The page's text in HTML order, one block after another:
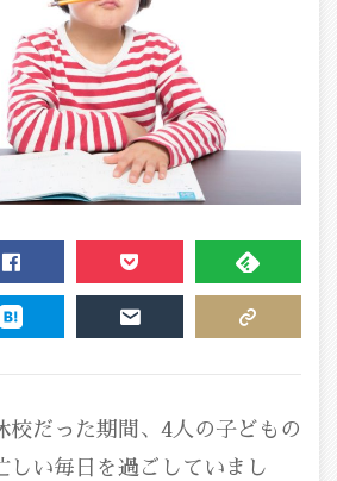
POCKET FEEDLY
校だった期間、4人の子どもの
しい毎日を過ごしていまし